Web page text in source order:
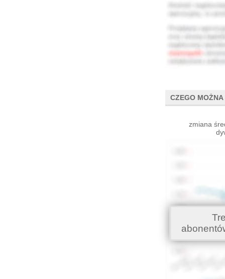
CZEGO
zmiana